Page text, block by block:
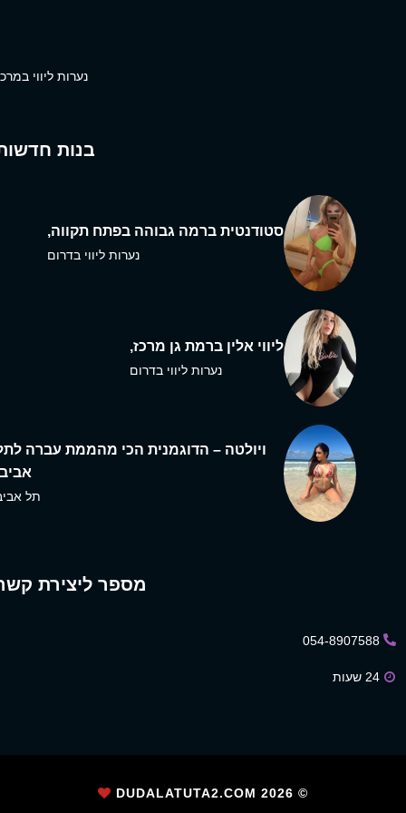
נערות ליווי
בנות
סטודנטית ברמה גבוהה בפתח תקווה,
נערות ליווי בדרום
ליווי אלין ברמת גן מרכז,
נערות ליווי בדרום
ויולטה – הדוגמנית הכי מהממת עברה
תל
מספר ליצירת
054-8907588
24 שעות
© DUDALATUTA2.COM
2026